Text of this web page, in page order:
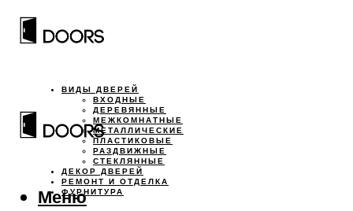
ВИДЫ ДВЕРЕЙ
ВХОДНЫЕ
ДЕРЕВЯННЫЕ
МЕЖКОМНАТНЫЕ
МЕТАЛЛИЧЕСКИЕ
ПЛАСТИКОВЫЕ
РАЗДВИЖНЫЕ
СТЕКЛЯННЫЕ
ДЕКОР ДВЕРЕЙ
РЕМОНТ И ОТДЕЛКА
ФУРНИТУРА
Меню